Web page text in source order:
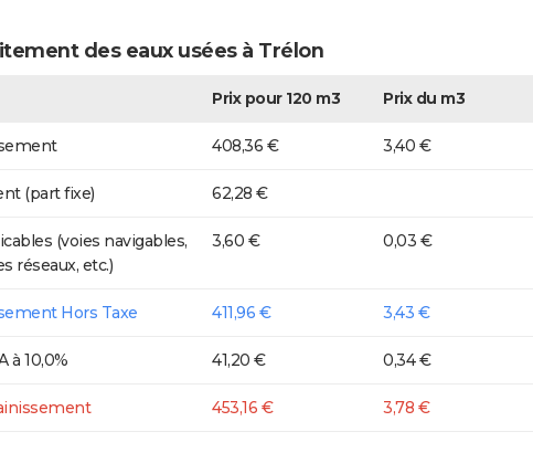
des eaux usées à Trélon
Prix pour 120 m3 Prix du m3
408,36 € 3,40 €
(part fixe) 62,28 €
(voies navigables,
réseaux, etc.)
3,60 € 0,03 €
Hors Taxe 411,96 € 3,43 €
à 10,0% 41,20 € 0,34 €
453,16 € 3,78 €